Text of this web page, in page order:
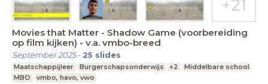
Movies that Matter - Shadow Game (voorbereiding
op film kijken) - v.a. vmbo-breed
September 2025- 25 slides
Maatschappijleer Burgerschapsonderwijs +2
Middelbare school
MBO
vmbo, havo, vwo